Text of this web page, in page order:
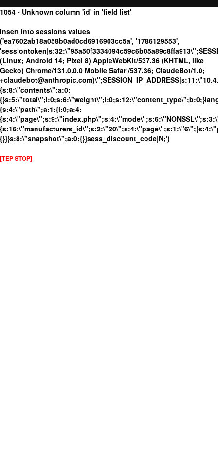
1054 - Unknown column 'id' in 'field list'
insert into sessions values
('ea7602ab18a058b0ad0cd6916903cc5a', '1786129553',
(Linux; Android 14; Pixel 8) AppleWebKit/537.36 (KHTML, like
Gecko) Chrome/131.0.0.0 Mobile Safari/537.36; ClaudeBot/1.0;
{s:8:\"contents\";a:0:
{s:4:\"path\";a:1:{i:0;a:4:
{}}}s:8:\"snapshot\";a:0:{}}sess_discount_code|N;')
[TEP STOP]